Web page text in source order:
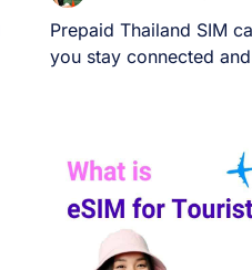
Prepaid Thailand SIM
you stay connected